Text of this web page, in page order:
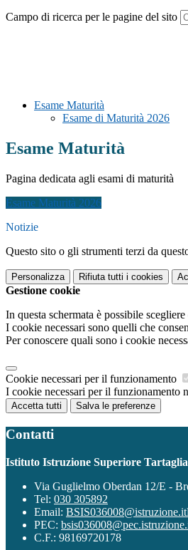
Campo di ricerca per le pagine del sito
Esame Maturità
Esame di Maturità 2026
Esame Maturità
Pagina dedicata agli esami di maturità
Esame Maturità 2026
Notizie
Questo sito o gli strumenti terzi da
Personalizza Rifiuta tutti i cookies
Gestione cookie
In questa schermata è possibile
I cookie necessari sono quelli che
Per conoscere quali sono i cookie
Cookie necessari per il funzionamento
I cookie necessari per il funzionamento
Accetta tutti Salva le preferenze
Contatti
Istituto Istruzione Superiore
Via Guglielmo Oberdan 12/E -
Tel: 030 305892
Email: BSIS036008@istruzione.it
PEC:
C.F.: 98169720178